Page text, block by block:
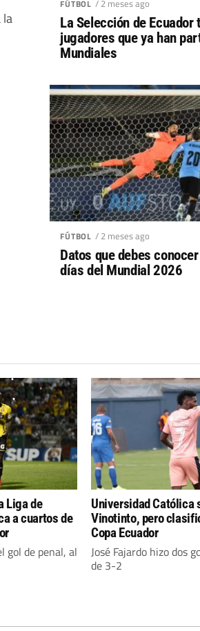
la
FÚTBOL / 2 meses ago
La Selección de Ecuador
jugadores que ya han
Mundiales
FÚTBOL / 2 meses ago
Datos que debes
días del Mundial 2026
Liga de
a cuartos de
gol de penal, al
Universidad Católica
Vinotinto, pero
Copa Ecuador
José Fajardo hizo dos
de 3-2